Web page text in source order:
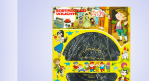
MEHR INFOS